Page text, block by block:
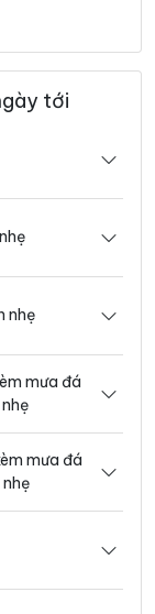
tới
nhẹ
mưa đá
nhẹ
mưa đá
nhẹ